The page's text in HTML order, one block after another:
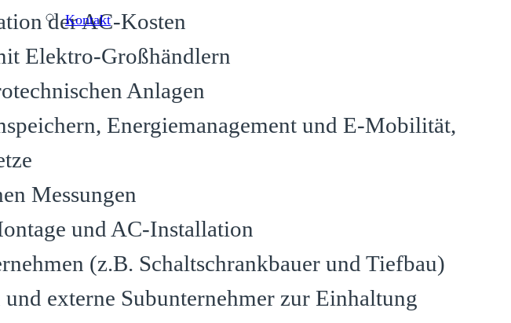
Kontakt
der AC-Kosten
Elektro-Großhändlern
Anlagen
Energiemanagement und E-Mobilität,
Messungen
und AC-Installation
(z.B. Schaltschrankbauer und Tiefbau)
externe Subunternehmer zur Einhaltung